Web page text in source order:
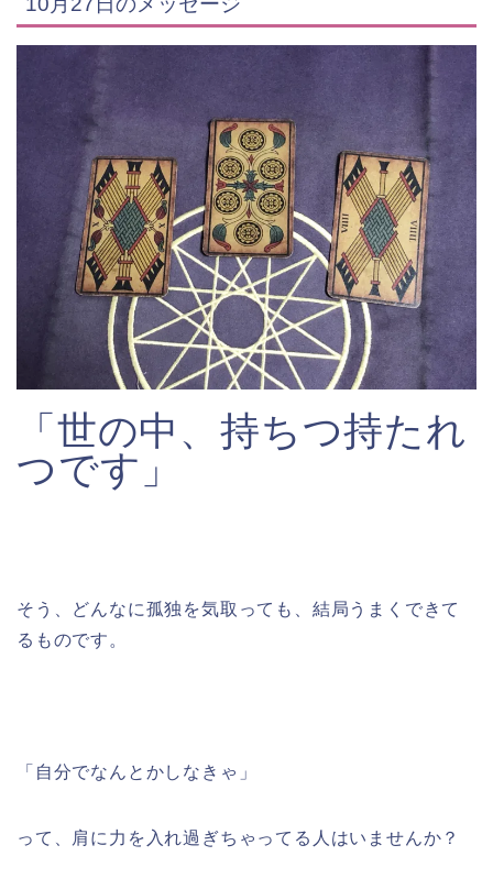
「世の中、持ちつ持たれ
つです」
そう、どんなに孤独を気取っても、結局うまくできて
るものです。
「自分でなんとかしなきゃ」
って、肩に力を入れ過ぎちゃってる人はいませんか？